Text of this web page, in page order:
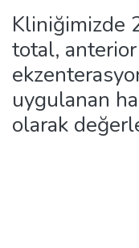
Kliniğimizde
total,
uygulanan
olarak